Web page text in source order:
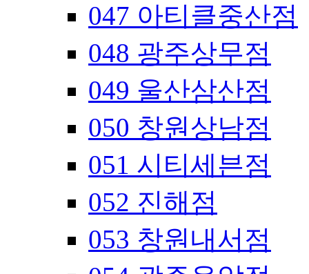
047 아티클중산점
048 광주상무점
049 울산삼산점
050 창원상남점
051 시티세븐점
052 진해점
053 창원내서점